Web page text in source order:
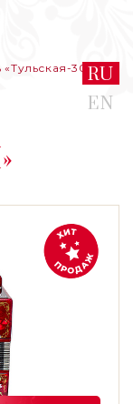
RU
EN
301М»